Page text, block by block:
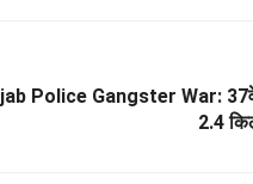
Police Gangster War: 37वें
2.4